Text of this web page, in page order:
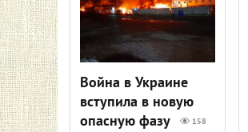
Война в Украине
вступила в новую
опасную фазу
158